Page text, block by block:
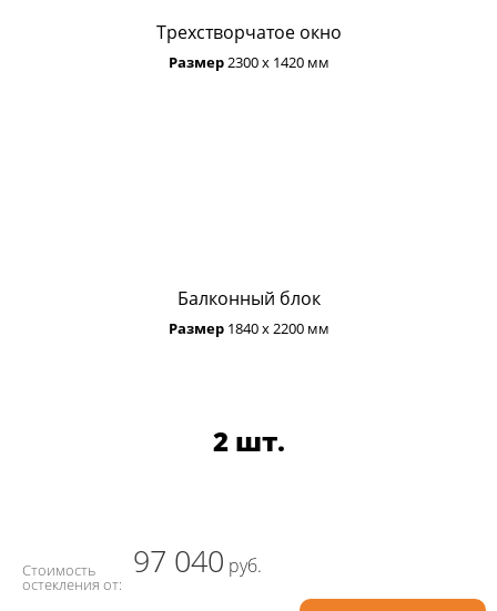
Трехстворчатое окно
Размер2300 х 1420 мм
Балконный блок
Размер1840 х 2200 мм
2 шт.
Стоимость
остекления от:
97 040 руб.